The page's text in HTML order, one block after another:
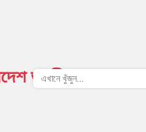
জাতীয় তথ্য বাতায়ন